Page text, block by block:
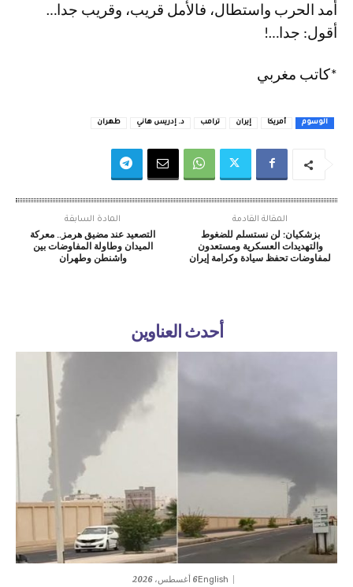
أمد الحرب واستطال، فالأمل قريب، وقريب جدا…
أقول: جدا…!
*كاتب مغربي
الوسوم أمريكا إيران ترامب د. إدريس هاني طهران
المادة السابقة
التصعيد عند مضيق هرمز.. معركة
الميدان وطاولة المفاوضات بين
واشنطن وطهران
المقالة القادمة
بزشكيان: لن نستسلم للضغوط
والتهديدات العسكرية ومستعدون
لمفاوضات تحفظ سيادة وكرامة إيران
أحدث العناوين
English6 أغسطس، 2026